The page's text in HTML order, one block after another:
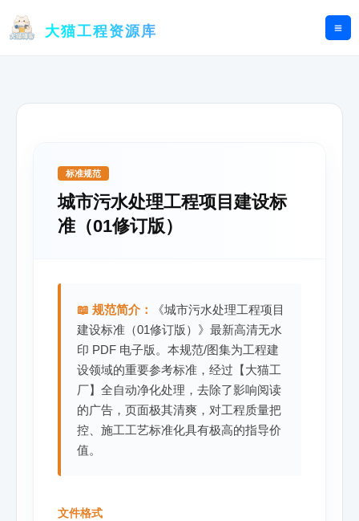
大猫工程资源库
标准规范
城市污水处理工程项目建设标
准（01修订版）
📖 规范简介：
《城市污水处理工程项目
建设标准（01修订版）》最新高清无水
印 PDF 电子版。本规范/图集为工程建
设领域的重要参考标准，经过【大猫工
厂】全自动净化处理，去除了影响阅读
的广告，页面极其清爽，对工程质量把
控、施工工艺标准化具有极高的指导价
值。
文件格式